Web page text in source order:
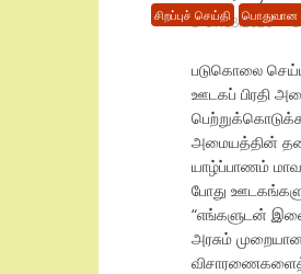
சிறப்புச் செய்தி பொதுவான
01.08.2026
படுகொலை
ஊடகப் பிரதி
அமையத்தின்
யாழ்ப்பாணம்
போது
“எங்களுடன்
அரசும்